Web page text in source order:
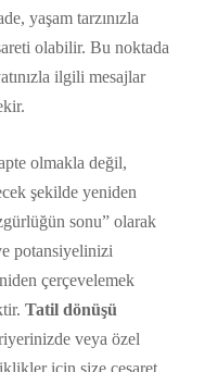
yaşam tarzınızla
olabilir. Bu noktada
ilgili mesajlar
olmakla değil,
şekilde yeniden
sonu” olarak
potansiyelinizi
çerçevelemek
Tatil dönüşü
veya özel